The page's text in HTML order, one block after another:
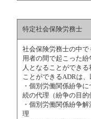
特定社会保険労務士
社会保険労務士の中
用者の間で起こった
人となることができ
ことができるADRは
・個別労働関係紛争
続の代理（紛争の目
・個別労働関係紛争
理